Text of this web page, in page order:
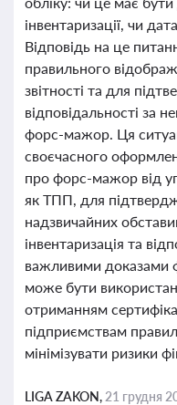
інвентаризації, чи
Відповідь на це
правильного
звітності та для
відповідальності за
форс-мажор. Ця
своєчасного
про форс-мажор від
як ТПП, для
надзвичайних
інвентаризація та
важливими доказами
може бути
отриманням
підприємствам
мінімізувати ризики
LIGA ZAKON, 21 грудня